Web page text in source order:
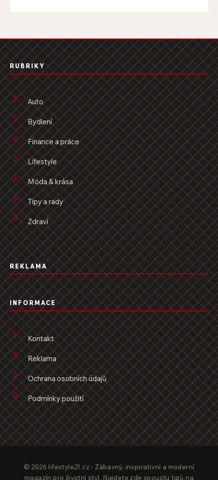
RUBRIKY
Auto
Bydlení
Finance a práce
Lifestyle
Móda & krása
Tipy a rady
Zdraví
REKLAMA
INFORMACE
Kontakt
Reklama
Ochrana osobních údajů
Podmínky použití
© 2026 lifestyle21.cz - Zábavný, inspirativní a moderní
magazín pro životní styl. Najdete zde spoustu tipů na